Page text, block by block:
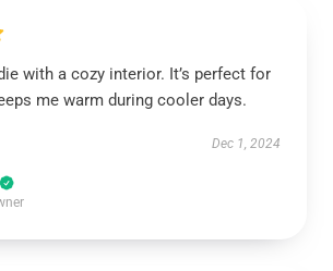
with a cozy interior. It’s perfect for
me warm during cooler days.
Dec 1, 2024